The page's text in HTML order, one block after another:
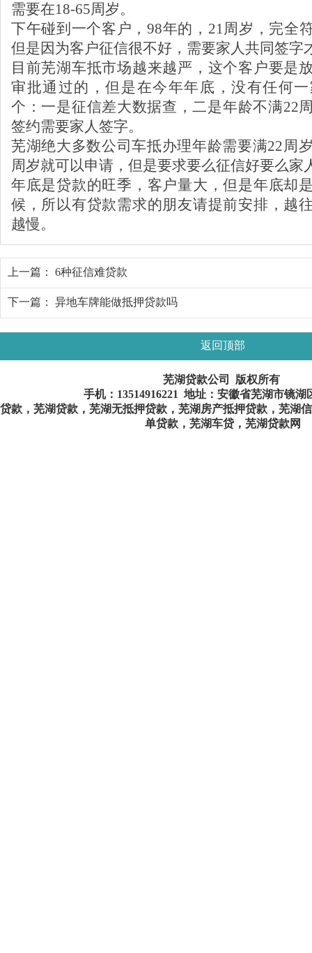
需要在18-65周岁。
下午碰到一个客户，98年的，21周岁，完全
但是因为客户征信很不好，需要家人共同签字
目前芜湖车抵市场越来越严，这个客户要是
审批通过的，但是在今年年底，没有任何
个：一是征信差大数据查，二是年龄不满22
签约需要家人签字。
芜湖绝大多数公司车抵办理年龄需要满22周
周岁就可以申请，但是要求要么征信好要么家
年底是贷款的旺季，客户量大，但是年底却
候，所以有贷款需求的朋友请提前安排，越
越慢。
上一篇： 6种征信难贷款
下一篇： 异地车牌能做抵押贷款吗
返回顶部
芜湖贷款公司 版权所有
手机： 13514916221 地址：安徽省芜湖市镜湖
贷款，芜湖贷款，芜湖无抵押贷款，芜湖房产抵押贷款，芜湖
单贷款，芜湖车贷，芜湖贷款网